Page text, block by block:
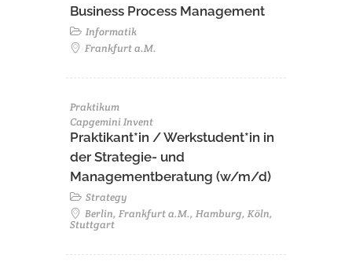
Business Process Management
Informatik
Frankfurt a.M.
Praktikum
Capgemini Invent
Praktikant*in / Werkstudent*in in
der Strategie- und
Managementberatung (w/m/d)
Strategy
Berlin, Frankfurt a.M., Hamburg, Köln,
Stuttgart